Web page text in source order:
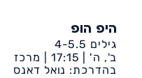
היפ הופ
גילים 4-5.5
ב', ה' | 17:15 |
מרכז
קהילתי דיונה
בהדרכת: נואל דאנס